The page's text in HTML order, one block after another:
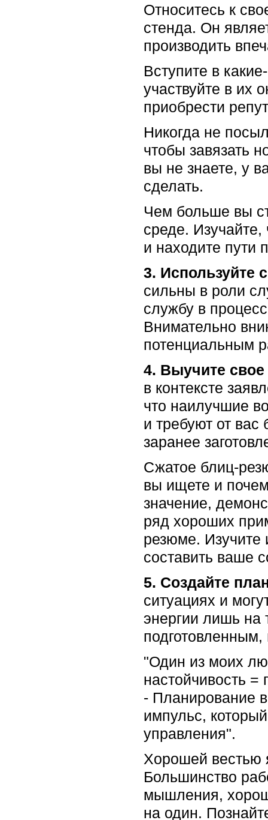
Относитесь к
стенда. Он
производить
Вступите в
участвуйте в их
приобрести
Никогда не
чтобы завязать
вы не знаете, у
сделать.
Чем больше вы
среде.
и находите пути
3. Используйте
сильны в роли
службу в
Внимательно
потенциальным
4. Выучите
в контексте
что наилучшие
и требуют от
заранее
Сжатое блиц-
вы ищете и
значение,
ряд хороших
резюме. Изучите
составить ваше
5. Создайте
ситуациях и
энергии лишь на
"Один из моих
настойчивость =
- Планирование
импульс,
управления".
Хорошей вестью
Большинство
мышления,
на один.